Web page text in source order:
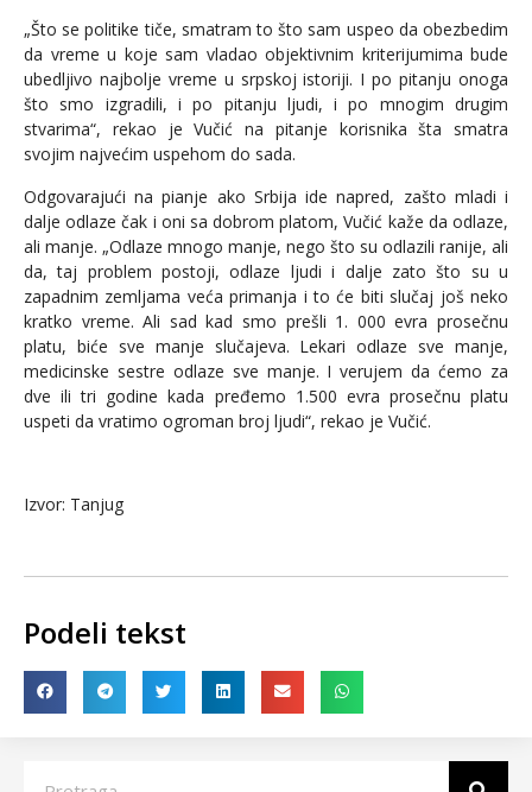
„Što se politike tiče, smatram to što sam uspeo da obezbedim
da vreme u koje sam vladao objektivnim kriterijumima bude
ubedljivo najbolje vreme u srpskoj istoriji. I po pitanju onoga
što smo izgradili, i po pitanju ljudi, i po mnogim drugim
stvarima“, rekao je Vučić na pitanje korisnika šta smatra
svojim najvećim uspehom do sada.
Odgovarajući na pianje ako Srbija ide napred, zašto mladi i
dalje odlaze čak i oni sa dobrom platom, Vučić kaže da odlaze,
ali manje. „Odlaze mnogo manje, nego što su odlazili ranije, ali
da, taj problem postoji, odlaze ljudi i dalje zato što su u
zapadnim zemljama veća primanja i to će biti slučaj još neko
kratko vreme. Ali sad kad smo prešli 1. 000 evra prosečnu
platu, biće sve manje slučajeva. Lekari odlaze sve manje,
medicinske sestre odlaze sve manje. I verujem da ćemo za
dve ili tri godine kada pređemo 1.500 evra prosečnu platu
uspeti da vratimo ogroman broj ljudi“, rekao je Vučić.
Izvor: Tanjug
Podeli tekst